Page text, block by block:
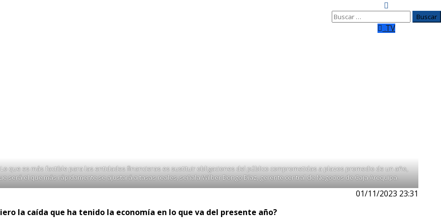
Buscar:
.TV
comprado con mayores precios y vendían menos, si les subíamos la tasa de
garantizados por los programas del Estado FAE-MYPE y Reactiva Perú, no recibirán nuevos préstamos porque las
explica Wilber Dongo Díaz. “Tienen una sentencia crediticia que les afectará por un largo periodo”, alerta a
que es más factible para las entidades financieras es sustituir obligaciones del público comprometidas a plazos promedio de un año,
será el que más rápidamente se ajustará a tasas reales, señala Wilber Dongo Díaz, gerente central de Negocios de Caja Arequipa.
01/11/2023 23:31
la caída que ha tenido la economía en lo que va del presente año?